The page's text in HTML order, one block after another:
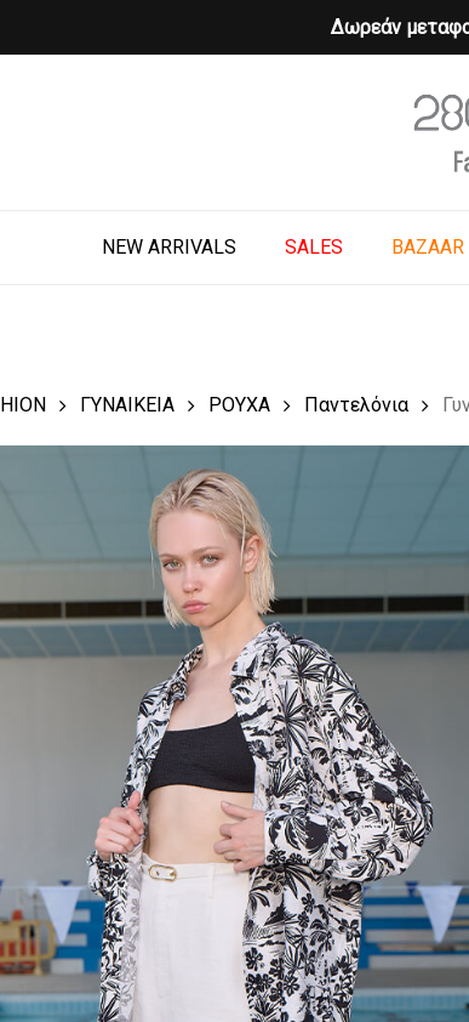
Δωρεάν
Hit enter to search or ESC to close
NEW ARRIVALS SALES BAZAAR
ΓΥΝΑΙΚΕΙΑ ΡΟΥΧΑ Παντελόνια